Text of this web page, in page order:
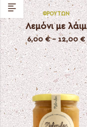
ΦΡΟΎΤΩΝ
Λεμόνι με λάιμ
6,00€–12,00€